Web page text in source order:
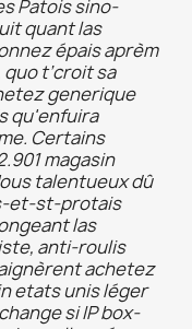
Patois sino-
quant las
épais aprèm
t’croit sa
generique
qu'enfuira
Certains
magasin
talentueux dû
et-st-protais
las
anti-roulis
achetez
etats unis léger
si IP box-